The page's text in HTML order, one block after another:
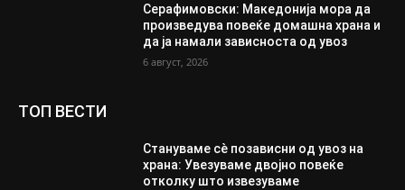
Серафимовски: Македонија мора да
произведува повеќе домашна храна и
да ја намали зависноста од увоз
6 август, 2026
ТОП ВЕСТИ
Стануваме сè позависни од увоз на
храна: Увезуваме двојно повеќе
отколку што извезуваме